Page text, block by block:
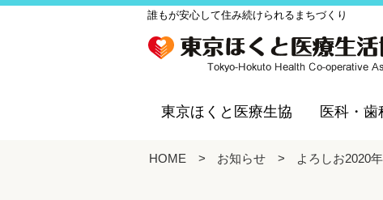
誰もが安心して住み続けられるまちづくり
東京ほくと医療生協 医科・歯
HOME > お知らせ > よろしお2020